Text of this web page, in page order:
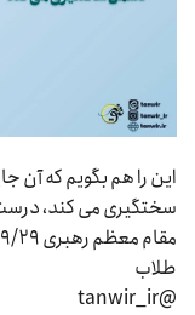
این را هم بگویم که
سختگیری می کند،
طلاب
@tanwir_ir